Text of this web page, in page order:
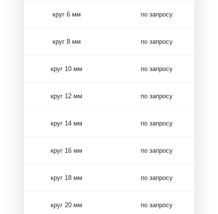
круг 6 мм по запросу
круг 8 мм по запросу
круг 10 мм по запросу
круг 12 мм по запросу
круг 14 мм по запросу
круг 16 мм по запросу
круг 18 мм по запросу
круг 20 мм по запросу